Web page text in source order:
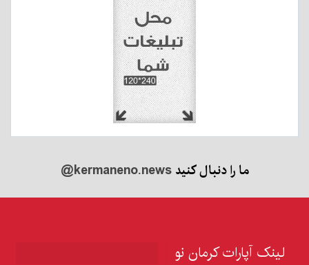
ما را دنبال کنید@kermaneno.news
لینک آپارات کرمان نو